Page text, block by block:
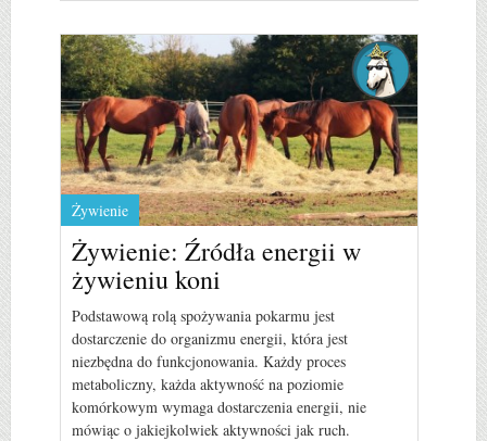
Żywienie
Żywienie: Źródła energii w
żywieniu koni
Podstawową rolą spożywania pokarmu jest
dostarczenie do organizmu energii, która jest
niezbędna do funkcjonowania. Każdy proces
metaboliczny, każda aktywność na poziomie
komórkowym wymaga dostarczenia energii, nie
mówiąc o jakiejkolwiek aktywności jak ruch.